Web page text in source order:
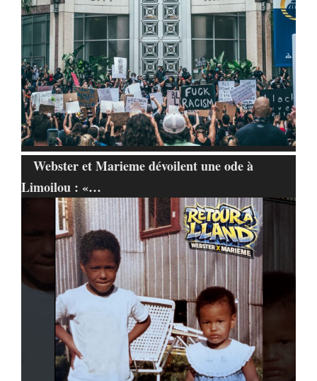
Webster et Marieme dévoilent une ode à
Limoilou : «…